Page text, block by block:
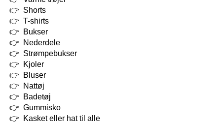
Shorts
T-shirts
Bukser
Nederdele
Strømpebukser
Kjoler
Bluser
Nattøj
Badetøj
Gummisko
Kasket eller hat til alle